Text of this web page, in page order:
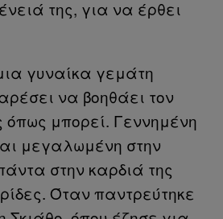
της, για να έρθει
γυναίκα γεμάτη
να βοηθάει τον
όπως μπορεί. Γεννημένη
μεγαλωμένη στην
στην καρδιά της
Όταν παντρεύτηκε